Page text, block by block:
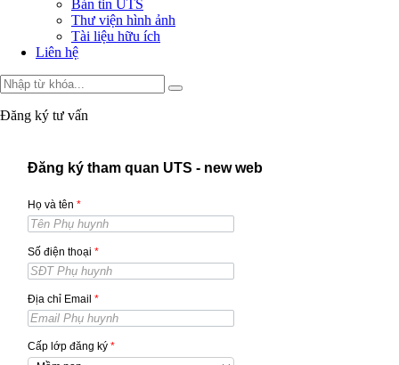
Bản tin UTS
Thư viện hình ảnh
Tài liệu hữu ích
Liên hệ
Đăng ký tư vấn
Đăng ký tham quan UTS - new web
Họ và tên *
Số điện thoại *
Địa chỉ Email *
Cấp lớp đăng ký *